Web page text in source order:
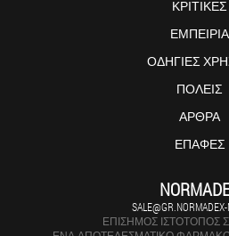
ΚΡΙΤΙΚΈΣ
ΕΜΠΕΙΡΊΑ
ΟΔΗΓΊΕΣ
ΠΌΛΕΙΣ
ΆΡΘΡΑ
ΕΠΑΦΈΣ
ΕΠΊΣΗΜΟΣ ΙΣΤΌΤΟΠΟΣ